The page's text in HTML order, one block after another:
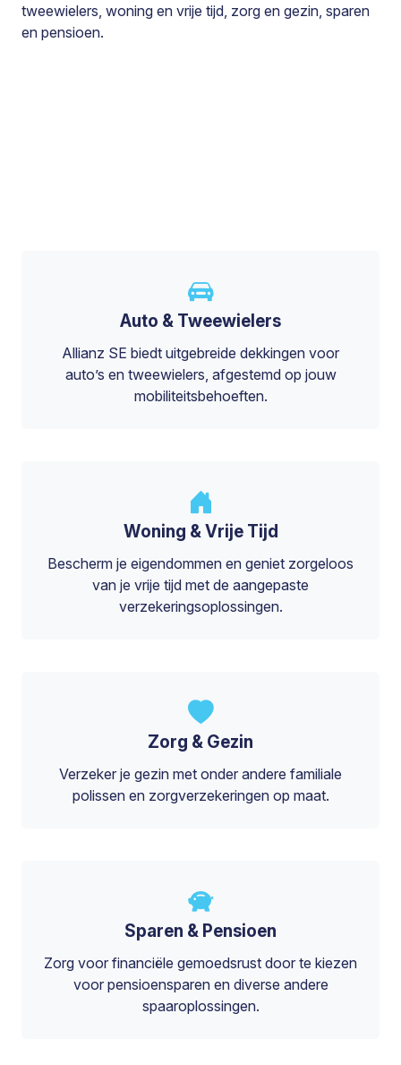
tweewielers, woning en vrije tijd, zorg en gezin, sparen
en pensioen.
Auto & Tweewielers
Allianz SE biedt uitgebreide dekkingen voor
auto’s en tweewielers, afgestemd op jouw
mobiliteitsbehoeften.
Woning & Vrije Tijd
Bescherm je eigendommen en geniet zorgeloos
van je vrije tijd met de aangepaste
verzekeringsoplossingen.
Zorg & Gezin
Verzeker je gezin met onder andere familiale
polissen en zorgverzekeringen op maat.
Sparen & Pensioen
Zorg voor financiële gemoedsrust door te kiezen
voor pensioensparen en diverse andere
spaaroplossingen.